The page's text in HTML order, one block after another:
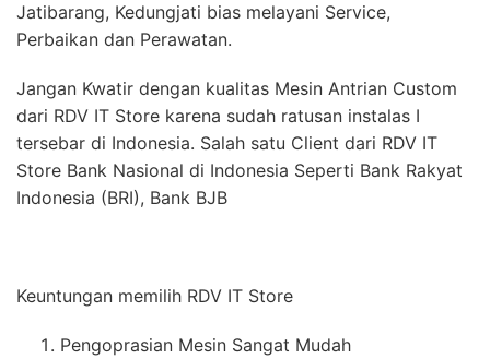
Jatibarang, Kedungjati bias melayani Service,
Perbaikan dan Perawatan.
Jangan Kwatir dengan kualitas Mesin Antrian Custom
dari RDV IT Store karena sudah ratusan instalas I
tersebar di Indonesia. Salah satu Client dari RDV IT
Store Bank Nasional di Indonesia Seperti Bank Rakyat
Indonesia (BRI), Bank BJB
Keuntungan memilih RDV IT Store
Pengoprasian Mesin Sangat Mudah